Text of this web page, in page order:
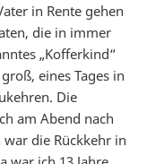
in Rente gehen
die in immer
„Kofferkind“
eines Tages in
Die
am Abend nach
die Rückkehr in